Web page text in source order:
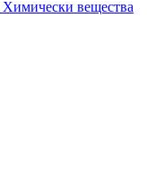
Химически вещества